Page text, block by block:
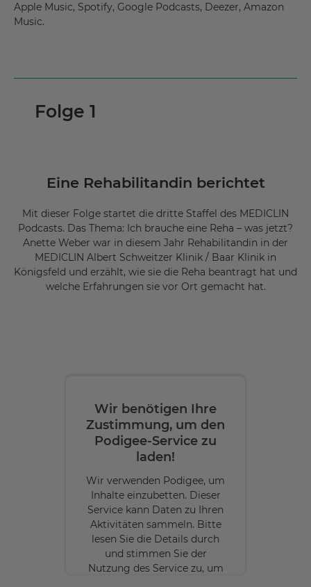
Apple Music, Spotify, Google Podcasts, Deezer, Amazon
Music.
Folge 1
Eine Rehabilitandin berichtet
Mit dieser Folge startet die dritte Staffel des MEDICLIN
Podcasts. Das Thema: Ich brauche eine Reha – was jetzt?
Anette Weber war in diesem Jahr Rehabilitandin in der
MEDICLIN Albert Schweitzer Klinik / Baar Klinik in
Königsfeld und erzählt, wie sie die Reha beantragt hat und
welche Erfahrungen sie vor Ort gemacht hat.
Wir benötigen Ihre
Zustimmung, um den
Podigee-Service zu
laden!
Wir verwenden Podigee, um
Inhalte einzubetten. Dieser
Service kann Daten zu Ihren
Aktivitäten sammeln. Bitte
lesen Sie die Details durch
und stimmen Sie der
Nutzung des Service zu, um